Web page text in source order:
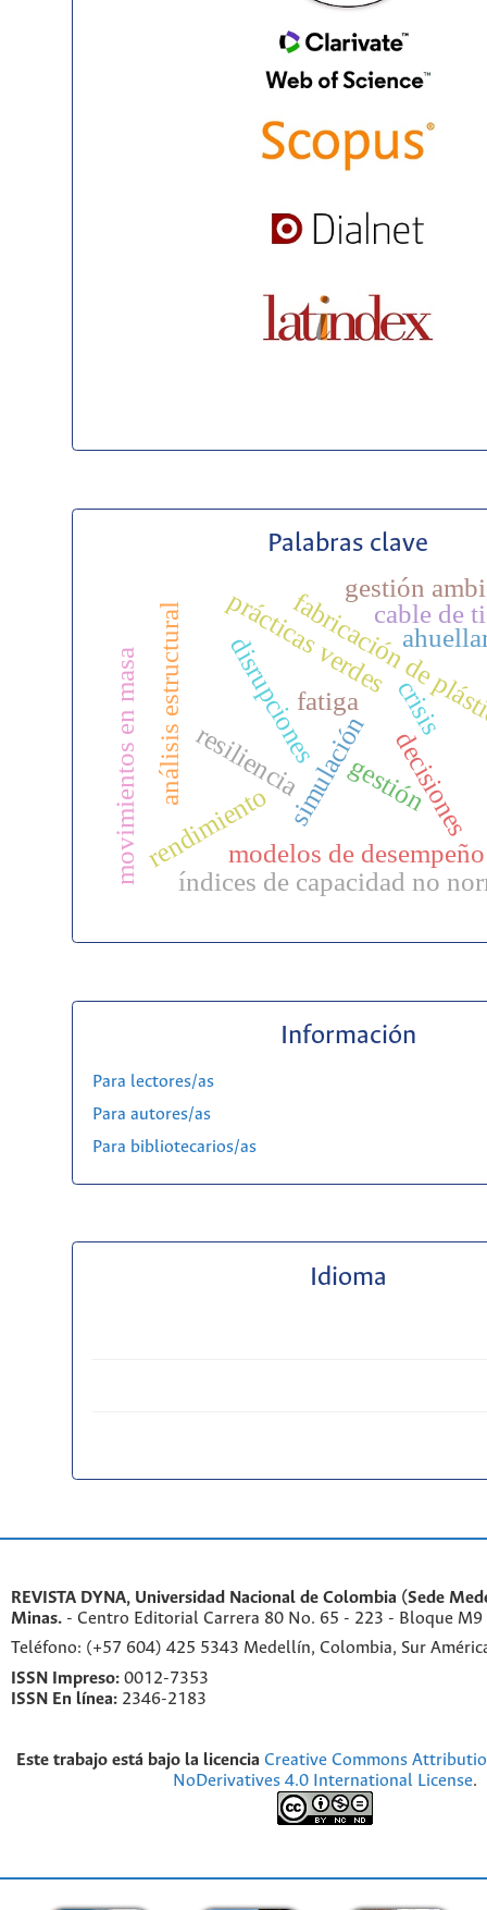
Palabras clave
simulación
resiliencia
disrupciones
gestión
rendimiento decisiones
crisis
índices de capacidad no
fabricación de
modelos de desempeño
fatiga
análisis estructural
movimientos en masa
gestión
prácticas verdescable de
Información
Para lectores/as
Para autores/as
Para bibliotecarios/as
Idioma
REVISTA DYNA, Universidad Nacional de Colombia (Sede
Minas. - Centro Editorial Carrera 80 No. 65 - 223 - Bloque
Teléfono: (+57 604) 425 5343 Medellín, Colombia, Sur
ISSN Impreso: 0012-7353
ISSN En línea: 2346-2183
Este trabajo está bajo la licencia Creative Commons
NoDerivatives 4.0 International License.